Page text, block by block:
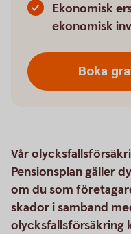
Ekonomisk
ekonomisk
Boka
Vår
Pensionsplan gäller
om du som
skador i samband
olycksfallsförsäkring